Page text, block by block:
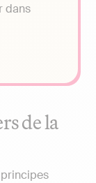
dans
de la